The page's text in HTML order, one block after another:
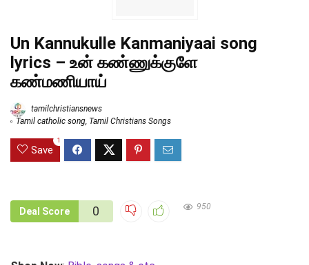
Un Kannukulle Kanmaniyaai song
lyrics – உன் கண்ணுக்குளே
கண்மணியாய்
tamilchristiansnews
Tamil catholic song, Tamil Christians Songs
Save
1
Deal Score 0 950